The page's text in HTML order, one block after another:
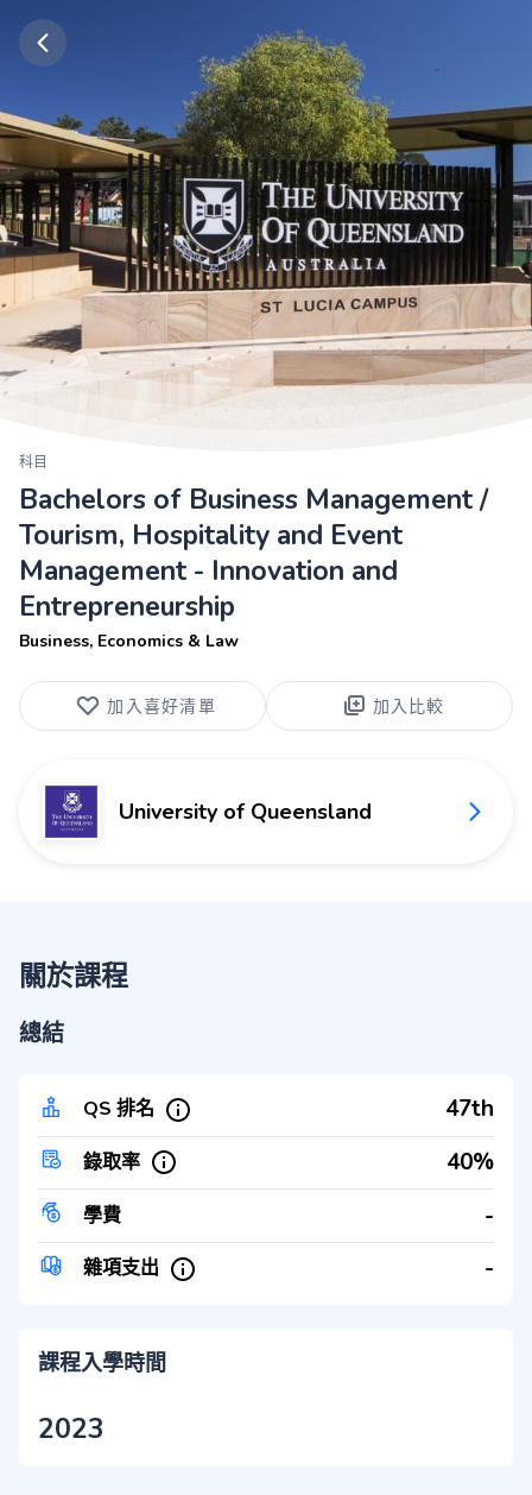
科目
Bachelors of Business Management /
Tourism, Hospitality and Event
Management - Innovation and
Entrepreneurship
Business, Economics & Law
加入喜好清單 加入比較
University of Queensland
關於課程
總結
QS 排名 47th
錄取率 40%
學費 -
雜項支出 -
課程入學時間
2023